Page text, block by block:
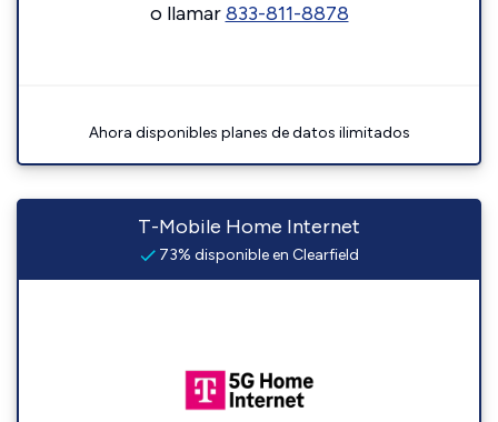
o llamar833-811-8878
Ahora disponibles planes de datos ilimitados
T-Mobile Home Internet
73% disponible en Clearfield